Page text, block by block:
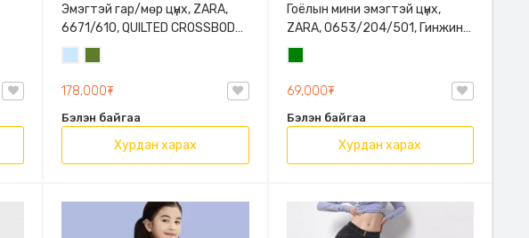
Эмэгтэй гар/мөр цүнх, ZARA,
6671/610, QUILTED CROSSBODY
BAG WITH HANDLE
178,000₮
Бэлэн байгаа
Хурдан харах
Гоёлын мини эмэгтэй цүнх,
ZARA, 0653/204/501, Гинжин
оосортой, Дотроо тольтой
69,000₮
Бэлэн байгаа
Хурдан харах